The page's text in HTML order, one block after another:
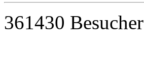
361430 Besucher